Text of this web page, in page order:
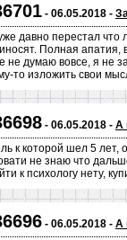
- 06.05.2018 -
давно перестал что
Полная апатия,
не думаю вовсе, я не
то изложить свои
- 06.05.2018 - А
к которой шел 5 лет,
не знаю что
к психологу нету,
- 06.05.2018 - А